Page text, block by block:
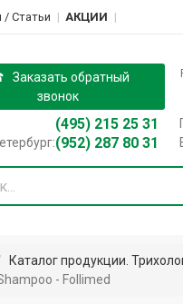
Cтатьи АКЦИИ
Заказать обратный
звонок
(495) 215 25 31
(952) 287 80 31
Каталог продукции.
- Follimed